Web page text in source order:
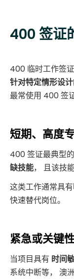
400 签证
400 临时工作签
针对特定情形设
最常使用 400 签证
短期、高度
400 签证最典型
缺技能， 且该技
这类工作通常具
快速替代岗位。
紧急或关键
当项目具有 时间
系统中断等， 澳